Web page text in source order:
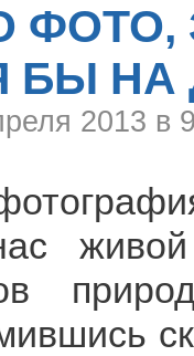
ФОТО,
БЫ НА
2013 в